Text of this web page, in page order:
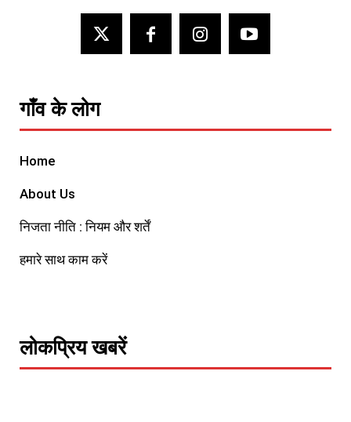
गाँव के लोग
Home
About Us
निजता नीति : नियम और शर्तें
हमारे साथ काम करें
लोकप्रिय खबरें